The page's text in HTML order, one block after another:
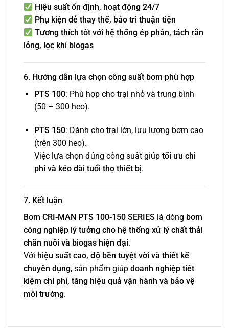
Hiệu suất ổn định, hoạt động 24/7
Phụ kiện dễ thay thế, bảo trì thuận tiện
Tương thích tốt với hệ thống ép phân, tách rắn
lỏng, lọc khí biogas
6. Hướng dẫn lựa chọn công suất bơm phù hợp
PTS 100: Phù hợp cho trại nhỏ và trung bình
(50 – 300 heo).
PTS 150: Dành cho trại lớn, lưu lượng bơm cao
(trên 300 heo).
Việc lựa chọn đúng công suất giúp tối ưu chi
phí và kéo dài tuổi thọ thiết bị.
7. Kết luận
Bơm CRI-MAN PTS 100-150 SERIES là dòng bơm
công nghiệp lý tưởng cho hệ thống xử lý chất thải
chăn nuôi và biogas hiện đại.
Với hiệu suất cao, độ bền tuyệt vời và thiết kế
chuyên dụng, sản phẩm giúp doanh nghiệp tiết
kiệm chi phí, tăng hiệu quả vận hành và bảo vệ
môi trường.